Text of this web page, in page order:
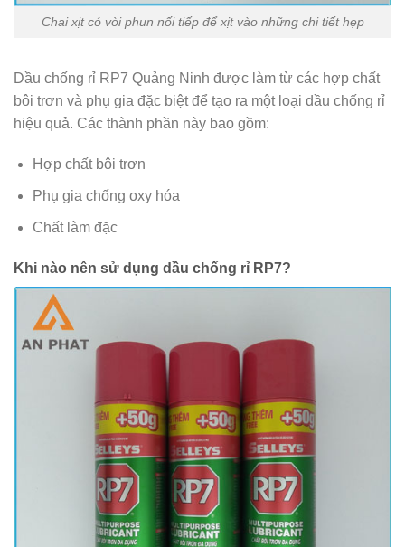
Chai xịt có vòi phun nối tiếp để xịt vào những chi tiết hẹp
Dầu chống rỉ RP7 Quảng Ninh được làm từ các hợp chất
bôi trơn và phụ gia đặc biệt để tạo ra một loại dầu chống rỉ
hiệu quả. Các thành phần này bao gồm:
Hợp chất bôi trơn
Phụ gia chống oxy hóa
Chất làm đặc
Khi nào nên sử dụng dầu chống rỉ RP7?